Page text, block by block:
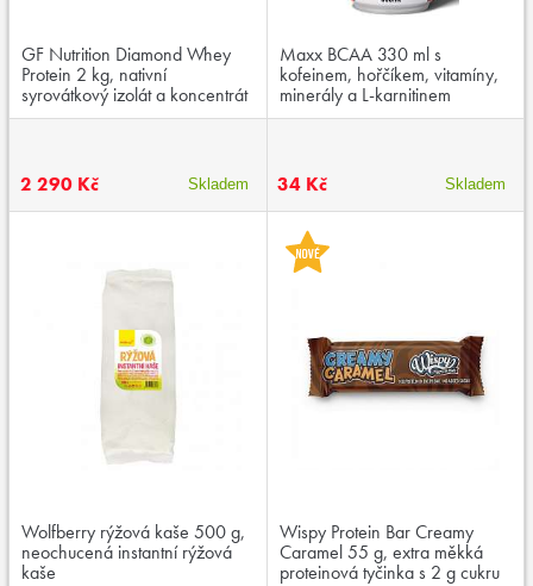
GF Nutrition Diamond Whey
Protein 2 kg, nativní
syrovátkový izolát a koncentrát
v poměru 70:30
2 290 Kč Skladem
Maxx BCAA 330 ml s
kofeinem, hořčíkem, vitamíny,
minerály a L-karnitinem
34 Kč Skladem
Wolfberry rýžová kaše 500 g,
neochucená instantní rýžová
kaše
Wispy Protein Bar Creamy
Caramel 55 g, extra měkká
proteinová tyčinka s 2 g cukru